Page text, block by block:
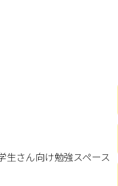
さん向け勉強スペース